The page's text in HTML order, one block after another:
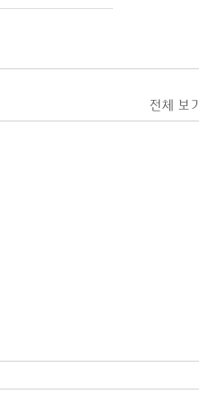
전체 보기